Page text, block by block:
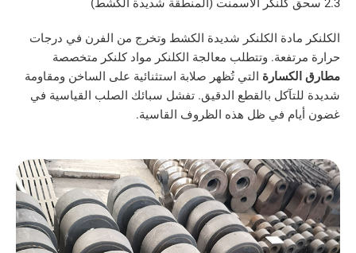
الكلنكر شديدة الكشط وتخرج من الفرن في درجات
وتتطلب معالجة الكلنكر مواد كلنكر متخصصة
التي تُظهر صلابة استثنائية على الساخن ومقاومة
بالقطع الدقيق. تفشل سبائك الصلب القياسية في
في ظل هذه الظروف القاسية.